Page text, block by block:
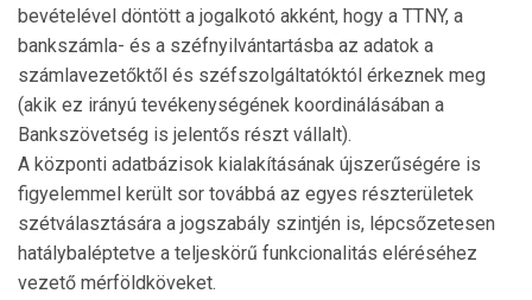
bevételével döntött a jogalkotó akként, hogy a TTNY, a
bankszámla- és a széfnyilvántartásba az adatok a
számlavezetőktől és széfszolgáltatóktól érkez­nek meg
(akik ez irányú tevékeny­ségének koordi­ná­lá­sában a
Bankszövetség is jelentős részt vállalt).
A központi adatbázisok kialakításának újszerűsé­gé­re is
figyelemmel került sor továbbá az egyes részte­rületek
szét­választására a jogszabály szintjén is, lép­cső­zetesen
hatály­ba­léptetve a teljeskörű funkcionalitás eléréséhez
vezető mér­földköveket.